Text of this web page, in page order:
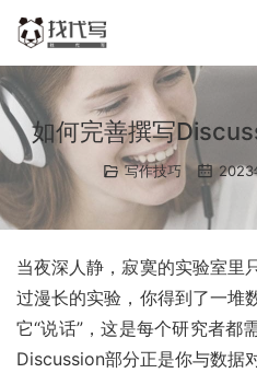
如何完善撰写
写作技巧 2023
当夜深人静，寂寞的实验室里
过漫长的实验，你得到了一堆
它“说话”，这是每个研究者都
Discussion部分正是你与数据